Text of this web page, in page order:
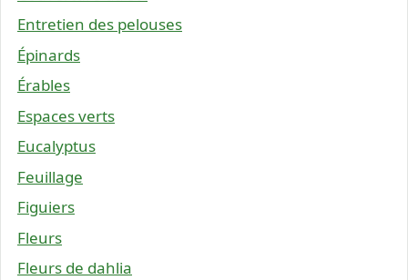
Entretien des pelouses
Épinards
Érables
Espaces verts
Eucalyptus
Feuillage
Figuiers
Fleurs
Fleurs de dahlia